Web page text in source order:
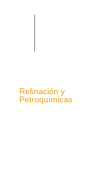
Refinación y
Petroquímicas